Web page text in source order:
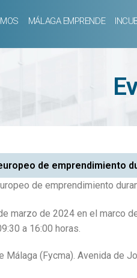
MÁLAGA EMPRENDE
de emprendimiento
de emprendimiento
marzo de 2024 en el marco
a 16:00 horas.
(Fycma). Avenida de